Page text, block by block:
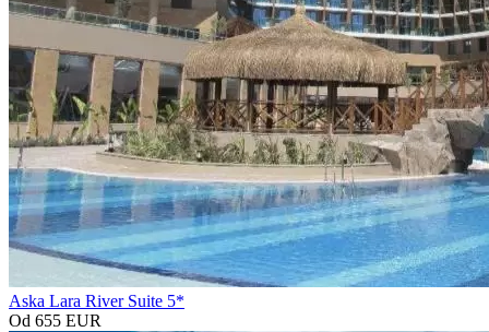
Aska Lara River Suite 5*
Od 655 EUR